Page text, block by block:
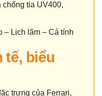
chống tia UV400,
– Lịch lãm – Cá tính
tế, biểu
trưng của Ferrari,